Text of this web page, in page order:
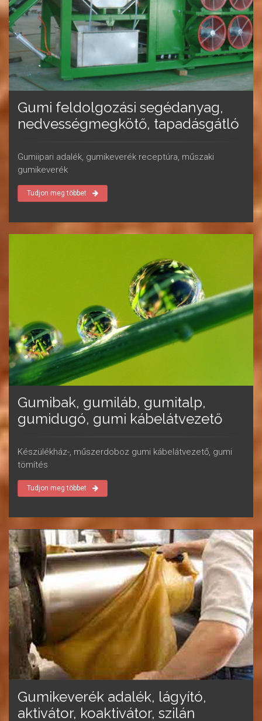
Gumi feldolgozási segédanyag,
nedvességmegkötő, tapadásgátló
Gumiipari adalék, gumikeverék receptúra, műszaki
gumikeverék
Tudjon meg többet
Gumibak, gumiláb, gumitalp,
gumidugó, gumi kábelátvezető
Készülékház-, műszerdoboz gumi kábelátvezető, gumi
tömítés
Tudjon meg többet
Gumikeverék adalék, lágyító,
aktivátor, koaktivátor, szilán